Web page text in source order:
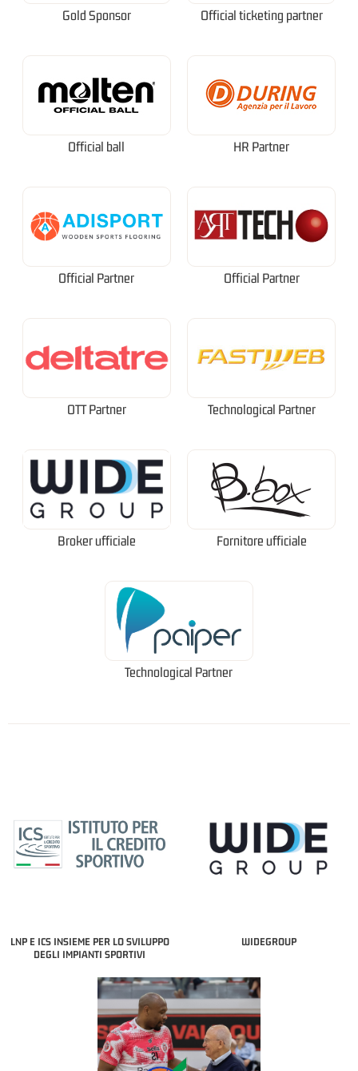
Gold Sponsor Official ticketing partner
Official ball HR Partner
Official Partner Official Partner
OTT Partner Technological Partner
Broker ufficiale Fornitore ufficiale
Technological Partner
LNP E ICS INSIEME PER LO SVILUPPO
DEGLI IMPIANTI SPORTIVI
WIDEGROUP